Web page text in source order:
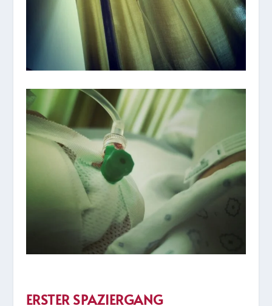
ERSTER SPAZIERGANG